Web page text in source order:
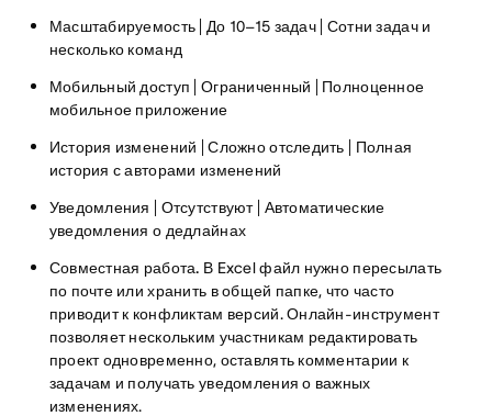
Масштабируемость | До 10–15 задач | Сотни задач и
несколько команд
Мобильный доступ | Ограниченный | Полноценное
мобильное приложение
История изменений | Сложно отследить | Полная
история с авторами изменений
Уведомления | Отсутствуют | Автоматические
уведомления о дедлайнах
Совместная работа. В Excel файл нужно пересылать
по почте или хранить в общей папке, что часто
приводит к конфликтам версий. Онлайн-инструмент
позволяет нескольким участникам редактировать
проект одновременно, оставлять комментарии к
задачам и получать уведомления о важных
изменениях.